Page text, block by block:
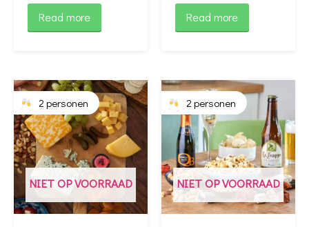
Read more Read more
NIET OP VOORRAAD
2 personen
NIET OP VOORRAAD
2 personen